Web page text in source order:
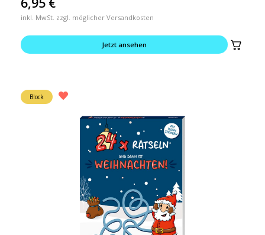
inkl. MwSt. zzgl. möglicher Versandkosten
Jetzt ansehen
Block